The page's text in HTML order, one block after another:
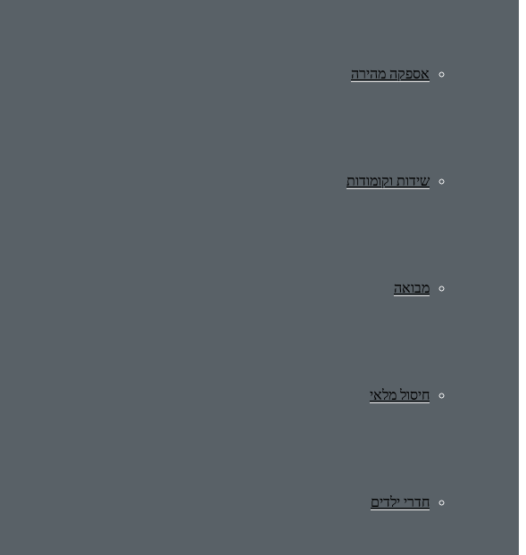
אספקה מהירה
שידות וקומודות
מבואה
חיסול מלאי
חדרי ילדים